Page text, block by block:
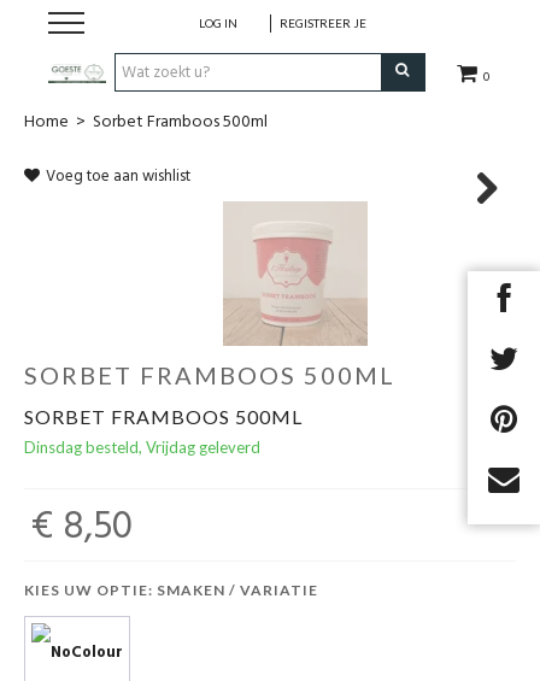
0
LOG IN REGISTREER JE
HOME
Cadeaubon
Home > Sorbet Framboos 500ml
Voeg toe aan wishlist
SORBET FRAMBOOS 500ML
SORBET FRAMBOOS 500ML
Dinsdag besteld, Vrijdag geleverd
€ 8,50
KIES UW OPTIE: SMAKEN / VARIATIE